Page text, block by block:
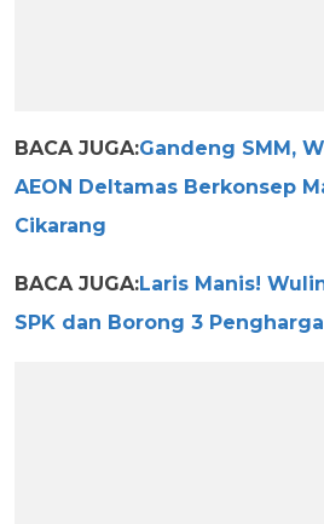
BACA JUGA:Gandeng SMM,
AEON Deltamas Berkonsep
Cikarang
BACA JUGA:Laris Manis!
SPK dan Borong 3